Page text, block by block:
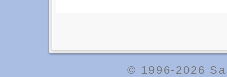
© 1996-2026